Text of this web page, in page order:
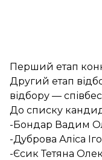
Перший етап
Другий етап
відбору —
До списку
-Бондар Вадим
-Дуброва Аліса
-Єсик Тетяна